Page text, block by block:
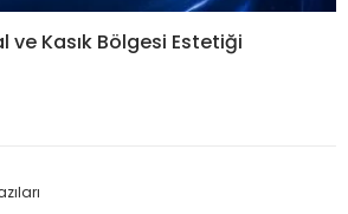
ve Kasık Bölgesi Estetiği